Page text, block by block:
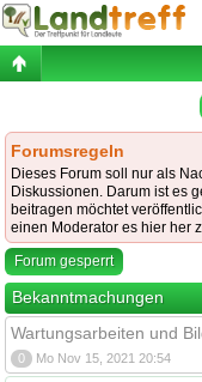
Forumsregeln
Dieses Forum soll nur als
Diskussionen. Darum ist es
beitragen möchtet
einen Moderator es hier her
Forum gesperrt
Bekanntmachungen
Wartungsarbeiten und
0 Mo Nov 15, 2021 20:54